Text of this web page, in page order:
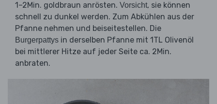
1–2Min. goldbraun anrösten. Vorsicht, sie können
schnell zu dunkel werden. Zum Abkühlen aus der
Pfanne nehmen und beiseitestellen. Die
Burgerpattys in derselben Pfanne mit 1TL Olivenöl
bei mittlerer Hitze auf jeder Seite ca. 2Min.
anbraten.